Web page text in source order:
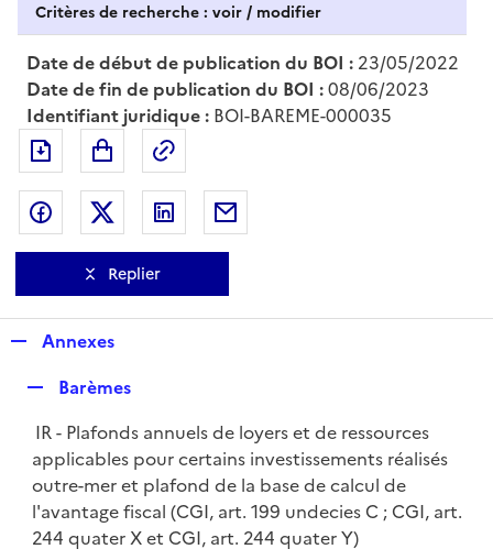
Critères de recherche : voir / modifier
Date de début de publication du BOI : 23/05/2022
Date de fin de publication du BOI :08/06/2023
Identifiant juridique : BOI-BAREME-000035
Exporter le document au format pdf
Partager sur Facebook
Partager sur Twitter
Partager sur LinkedIn
Replier
p
e
r
Annexes
p
l
i
e
r
Barèmes
IR - Plafonds annuels de loyers et de ressources
applicables pour certains investissements réalisés
outre-mer et plafond de la base de calcul de
l'avantage fiscal (CGI, art. 199 undecies C ; CGI, art.
244 quater X et CGI, art. 244 quater Y)